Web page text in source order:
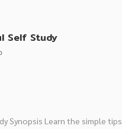
5 Simple Tips for Successful Self Study
Synopsis Learn the simple